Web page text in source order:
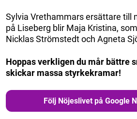
Sylvia Vrethammars ersättare till
på Liseberg blir Maja Kristina,
Nicklas Strömstedt och Agneta
Hoppas verkligen du mår bättre
skickar massa styrkekramar!
Följ Nöjeslivet på Google